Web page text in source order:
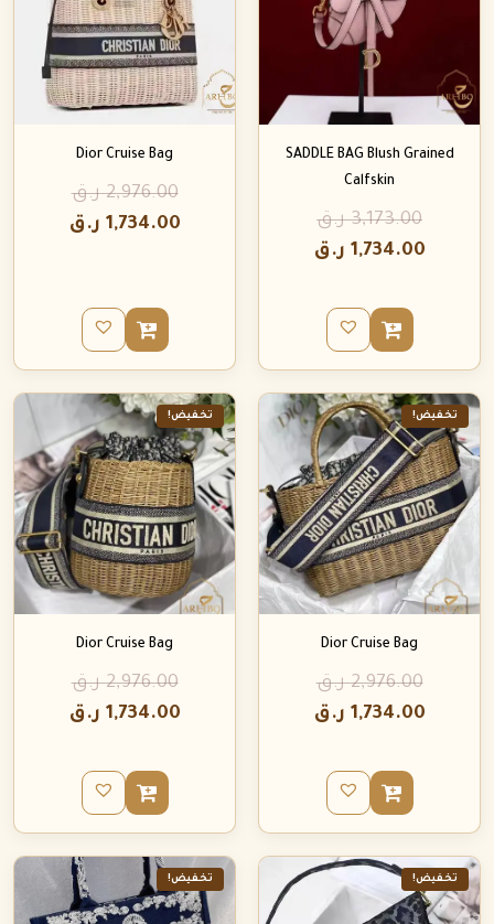
SADDLE BAG Blush Grained
Calfskin
3,173.00 ر.ق
1,734.00 ر.ق
Dior Cruise Bag
2,976.00 ر.ق
1,734.00 ر.ق
تخفيض!
Dior Cruise Bag
2,976.00 ر.ق
1,734.00 ر.ق
تخفيض!
Dior Cruise Bag
2,976.00 ر.ق
1,734.00 ر.ق
تخفيض! تخفيض!